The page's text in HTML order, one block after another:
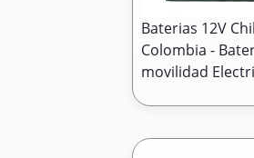
Baterias 12V
Colombia -
movilidad